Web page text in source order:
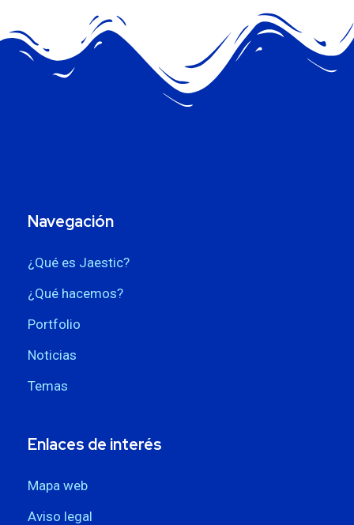
Navegación
¿Qué es Jaestic?
¿Qué hacemos?
Portfolio
Noticias
Temas
Enlaces de interés
Mapa web
Aviso legal